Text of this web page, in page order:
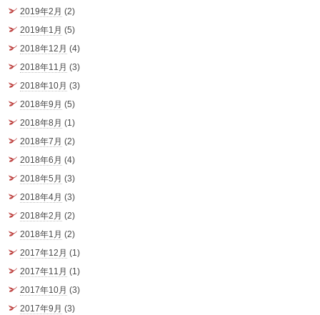
2019年2月 (2)
2019年1月 (5)
2018年12月 (4)
2018年11月 (3)
2018年10月 (3)
2018年9月 (5)
2018年8月 (1)
2018年7月 (2)
2018年6月 (4)
2018年5月 (3)
2018年4月 (3)
2018年2月 (2)
2018年1月 (2)
2017年12月 (1)
2017年11月 (1)
2017年10月 (3)
2017年9月 (3)